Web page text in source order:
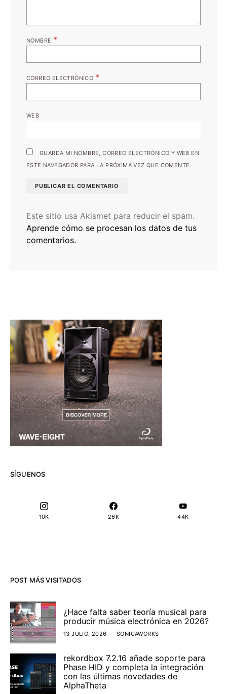
NOMBRE *
CORREO ELECTRÓNICO *
WEB
GUARDA MI NOMBRE, CORREO ELECTRÓNICO Y WEB EN
ESTE NAVEGADOR PARA LA PRÓXIMA VEZ QUE COMENTE.
Este sitio usa Akismet para reducir el spam.
Aprende cómo se procesan los datos de tus
comentarios.
SÍGUENOS
10K 26K 44K
POST MÁS VISITADOS
¿Hace falta saber teoría musical para
producir música electrónica en 2026?
13 JULIO, 2026 SONICAWORKS
rekordbox 7.2.16 añade soporte para
Phase HID y completa la integración
con las últimas novedades de
AlphaTheta